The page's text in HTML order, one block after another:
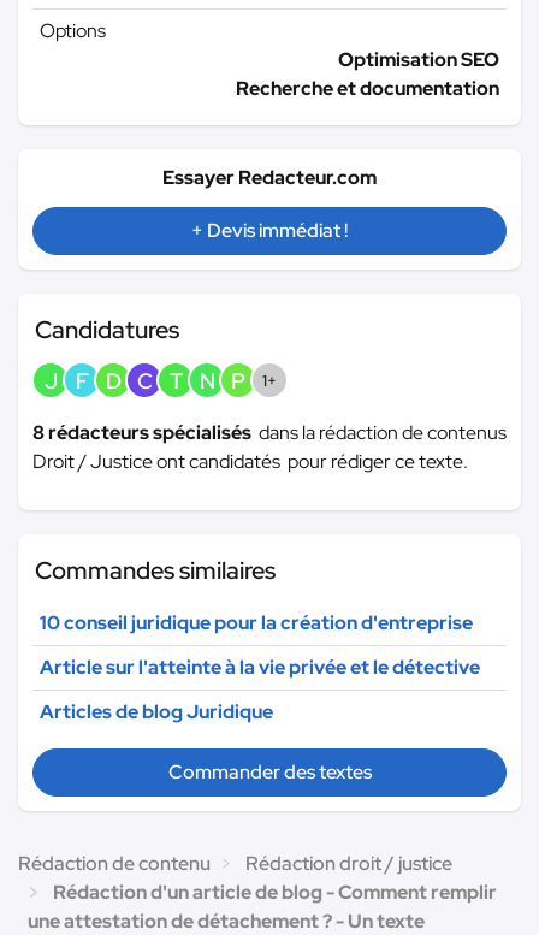
Options
Optimisation SEO
Recherche et documentation
Essayer Redacteur.com
+ Devis immédiat !
Candidatures
J F D C T N P 1+
8 rédacteurs spécialisés dans la rédaction de contenus
Droit / Justice ont candidatés pour rédiger ce texte.
Commandes similaires
10 conseil juridique pour la création d'entreprise
Article sur l'atteinte à la vie privée et le détective
Articles de blog Juridique
Commander des textes
Rédaction de contenu
Rédaction droit / justice
Rédaction d'un article de blog - Comment remplir
une attestation de détachement ? - Un texte